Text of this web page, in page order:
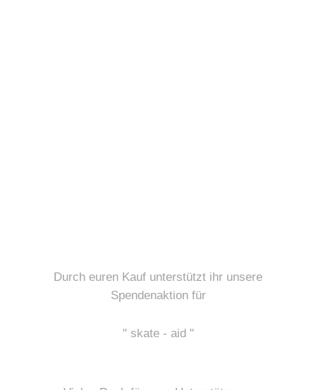
Durch euren Kauf unterstützt ihr unsere
Spendenaktion für
" skate - aid "